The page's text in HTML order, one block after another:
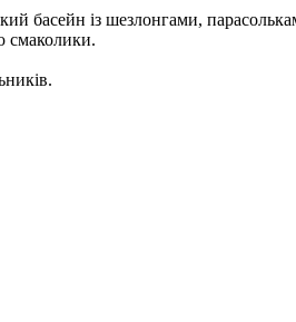
басейн із шезлонгами,
смаколики.